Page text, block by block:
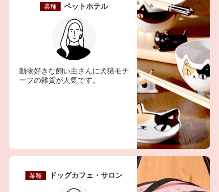
業種 ペットホテル
動物好きな飼い主さんに犬猫モチ
ーフの雑貨が人気です。
業種 ドッグカフェ・サロン